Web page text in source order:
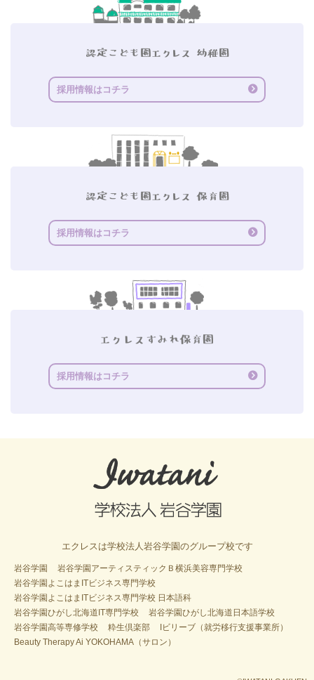
採用情報はコチラ
採用情報はコチラ
採用情報はコチラ
エクレスは学校法人岩谷学園のグループ校です
岩谷学園
岩谷学園アーティスティックＢ横浜美容専門学校
岩谷学園よこはまITビジネス専門学校
岩谷学園よこはまITビジネス専門学校 日本語科
岩谷学園ひがし北海道IT専門学校
岩谷学園ひがし北海道日本語学校
岩谷学園高等専修学校
粋生倶楽部
Iビリーブ（就労移行支援事業所）
Beauty Therapy Ai YOKOHAMA（サロン）